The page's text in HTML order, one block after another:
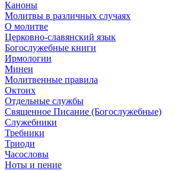
Каноны
Молитвы в различных случаях
О молитве
Церковно-славянский язык
Богослужебные книги
Ирмологии
Минеи
Молитвенные правила
Октоих
Отдельные службы
Священное Писание (Богослужебные)
Служебники
Требники
Триоди
Часословы
Ноты и пение